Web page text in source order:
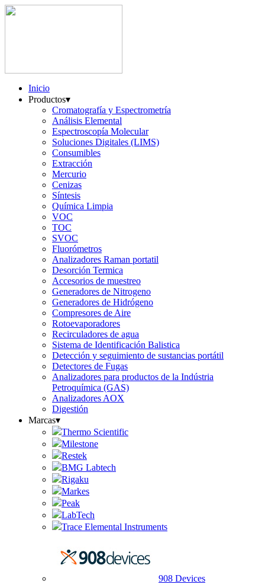
Inicio
Productos▾
Cromatografía y Espectrometría
Análisis Elemental
Espectroscopía Molecular
Soluciones Digitales (LIMS)
Consumibles
Extracción
Mercurio
Cenizas
Síntesis
Química Limpia
VOC
TOC
SVOC
Fluorómetros
Analizadores Raman portatil
Desorción Termica
Accesorios de muestreo
Generadores de Nitrogeno
Generadores de Hidrógeno
Compresores de Aire
Rotoevaporadores
Recirculadores de agua
Sistema de Identificación Balistica
Detección y seguimiento de sustancias portátil
Detectores de Fugas
Analizadores para productos de la Indústria
Petroquímica (GAS)
Analizadores AOX
Digestión
Marcas▾
Thermo Scientific
Milestone
Restek
BMG Labtech
Rigaku
Markes
Peak
LabTech
Trace Elemental Instruments
908 Devices